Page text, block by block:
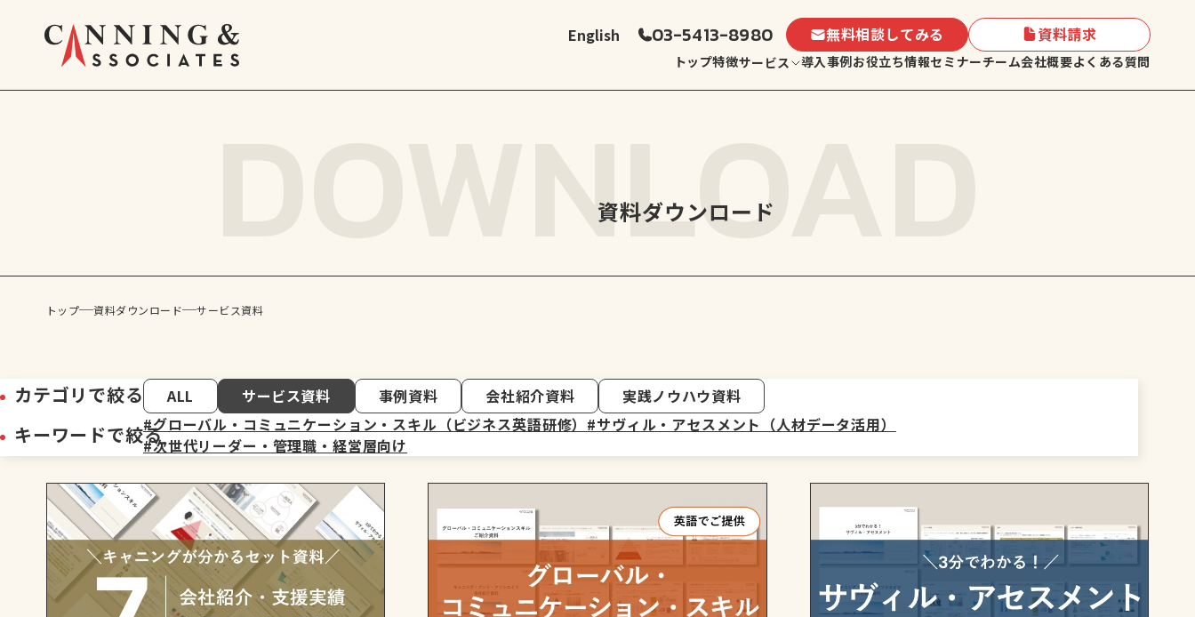
トップ特徴サービス
グローバル・コミュニケーション・ス
キル
公開講座 グローバルリーダー育成 サヴィル・アセスメント
導入事例お役立ち情報セミナーチーム会社概要よくある質問
English 03-5413-8980 無料相談してみる 資料請求
DOWNLOAD
資料ダウンロード
トップ 資料ダウンロード サービス資料
カテゴリで絞る ALL サービス資料 事例資料 会社紹介資料 実践ノウハウ資料
キーワードで絞る#グローバル・コミュニケーション・スキル（ビジネス英語研修） #サヴィル・アセスメント（人材データ活用）
#次世代リーダー・管理職・経営層向け